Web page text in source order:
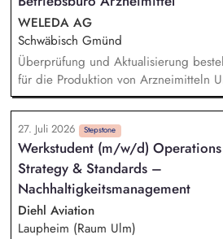
Erstellung und Auswertung von
Netzwerkarbeit im Sozialraum
WELEDA AG
Schwäbisch Gmünd
Überprüfung und Aktualisierung
für die Produktion von Arzneimitteln
eigenständige Aufnahme von
Arzneimittel Analyse und
Produktionsabläufen gemäß GMP-
Beurteilung von Prozessdaten zur
Verbesserungspotenzialen
Implementierung von Änderungen in
Pflege und Verwaltung der
entsprechenden IT-Systemen
27. Juli 2026 Stepstone
Werkstudent (m/w/d) Operations
Strategy & Standards –
Nachhaltigkeitsmanagement
Diehl Aviation
Laupheim (Raum Ulm)